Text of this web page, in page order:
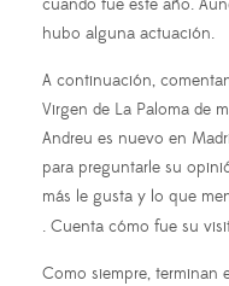
cuando fue este año.
hubo alguna actuación.
A continuación,
Virgen de La Paloma de
Andreu es nuevo en
para preguntarle su
más le gusta y lo que
. Cuenta cómo fue su
Como siempre, terminan